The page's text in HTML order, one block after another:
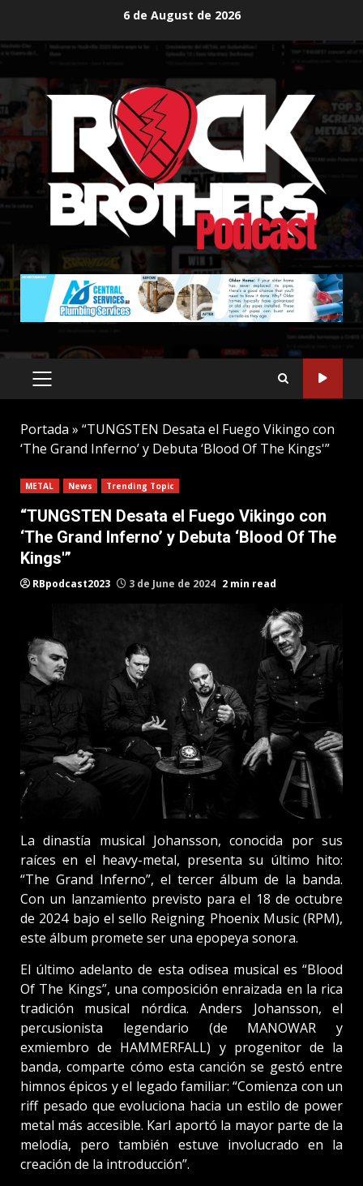
content
6 de August de 2026
PRIMARY
MENU
Portada » “TUNGSTEN Desata el Fuego Vikingo con
‘The Grand Inferno’ y Debuta ‘Blood Of The Kings'”
METAL News Trending Topic
“TUNGSTEN Desata el Fuego Vikingo con
‘The Grand Inferno’ y Debuta ‘Blood Of The
Kings'”
RBpodcast2023 3 de June de 2024 2 min read
La dinastía musical Johansson, conocida por sus
raíces en el heavy-metal, presenta su último hito:
“The Grand Inferno”, el tercer álbum de la banda.
Con un lanzamiento previsto para el 18 de octubre
de 2024 bajo el sello Reigning Phoenix Music (RPM),
este álbum promete ser una epopeya sonora.
El último adelanto de esta odisea musical es “Blood
Of The Kings”, una composición enraizada en la rica
tradición musical nórdica. Anders Johansson, el
percusionista legendario (de MANOWAR y
exmiembro de HAMMERFALL) y progenitor de la
banda, comparte cómo esta canción se gestó entre
himnos épicos y el legado familiar: “Comienza con un
riff pesado que evoluciona hacia un estilo de power
metal más accesible. Karl aportó la mayor parte de la
melodía, pero también estuve involucrado en la
creación de la introducción”.